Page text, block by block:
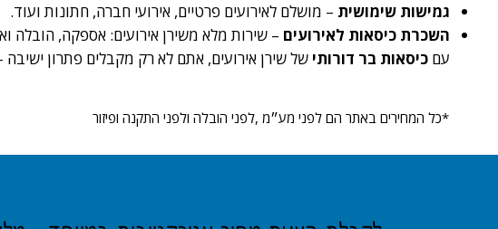
גמישות שימושית – מושלם לאירועים פרטיים, אירועי חברה, חתונות ועוד.
השכרת כיסאות לאירועים – שירות מלא משירן אירועים: אספקה, הובלה
עםכיסאות בר דורותי של שירן אירועים, אתם לא רק מקבלים פתרון ישיבה
*כל המחירים באתר הם לפני מע״מ ,לפני הובלה ולפני התקנה ופיזור